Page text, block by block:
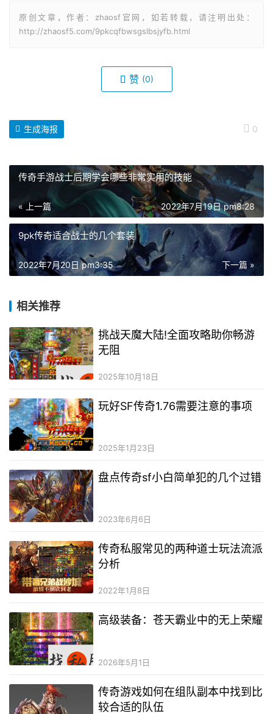
原创文章，作者：zhaosf官网，如若转载，请注明出处：
http://zhaosf5.com/9pkcqfbwsgslbsjyfb.html
赞 (0)
0
生成海报
传奇手游战士后期学会哪些非常实用的技能
« 上一篇 2022年7月19日 pm8:28
9pk传奇适合战士的几个套装
下一篇 »
2022年7月20日 pm3:35
相关推荐
挑战天魔大陆!全面攻略助你畅游
无阻
2025年10月18日
玩好SF传奇1.76需要注意的事项
2025年1月23日
盘点传奇sf小白简单犯的几个过错
2023年6月6日
传奇私服常见的两种道士玩法流派
分析
2022年1月8日
高级装备：苍天霸业中的无上荣耀
2026年5月1日
传奇游戏如何在组队副本中找到比
较合适的队伍